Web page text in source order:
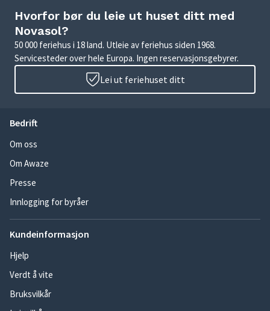
Hvorfor bør du leie ut huset ditt med
Novasol?
50 000 feriehus i 18 land. Utleie av feriehus siden 1968.
Servicesteder over hele Europa. Ingen reservasjonsgebyrer.
Lei ut feriehuset ditt
Bedrift
Om oss
Om Awaze
Presse
Innlogging for byråer
Kundeinformasjon
Hjelp
Verdt å vite
Bruksvilkår